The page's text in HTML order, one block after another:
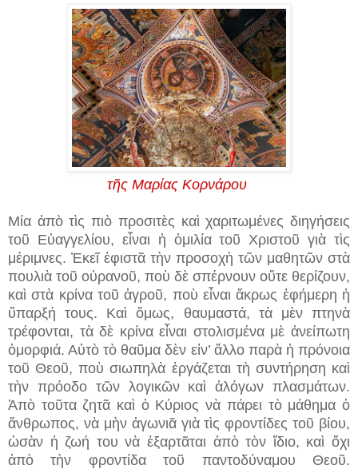
τῆς Μαρίας Κορνάρου
Μία ἀπὸ τὶς πιὸ προσιτὲς καὶ χαριτωμένες διηγήσεις
τοῦ Εὐαγγελίου, εἶναι ἡ ὁμιλία τοῦ Χριστοῦ γιὰ τὶς
μέριμνες. Ἐκεῖ ἐφιστᾶ τὴν προσοχὴ τῶν μαθητῶν στὰ
πουλιὰ τοῦ οὐρανοῦ, ποὺ δὲ σπέρνουν οὔτε θερίζουν,
καὶ στὰ κρίνα τοῦ ἀγροῦ, ποὺ εἶναι ἄκρως ἐφήμερη ἡ
ὕπαρξή τους. Καὶ ὅμως, θαυμαστά, τὰ μὲν πτηνὰ
τρέφονται, τὰ δὲ κρίνα εἶναι στολισμένα μὲ ἀνείπωτη
ὀμορφιά. Αὐτὸ τὸ θαῦμα δὲν εἰν’ ἄλλο παρὰ ἡ πρόνοια
τοῦ Θεοῦ, ποὺ σιωπηλὰ ἐργάζεται τὴ συντήρηση καὶ
τὴν πρόοδο τῶν λογικῶν καὶ ἀλόγων πλασμάτων.
Ἀπὸ τοῦτα ζητᾶ καὶ ὁ Κύριος νὰ πάρει τὸ μάθημα ὁ
ἄνθρωπος, νὰ μὴν ἀγωνιᾶ γιὰ τὶς φροντίδες τοῦ βίου,
ὡσὰν ἡ ζωή του νὰ ἐξαρτᾶται ἀπὸ τὸν ἴδιο, καὶ ὄχι
ἀπὸ τὴν φροντίδα τοῦ παντοδύναμου Θεοῦ.